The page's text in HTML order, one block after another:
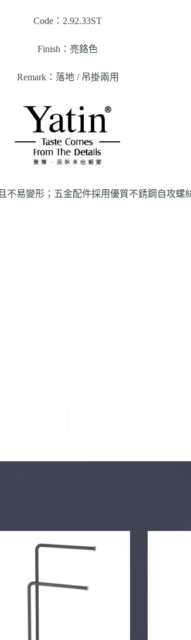
Code：2.92.33ST
Finish：亮鉻色
Remark：落地 / 吊掛兩用
易變形；五金配件採用優質不銹鋼自攻螺